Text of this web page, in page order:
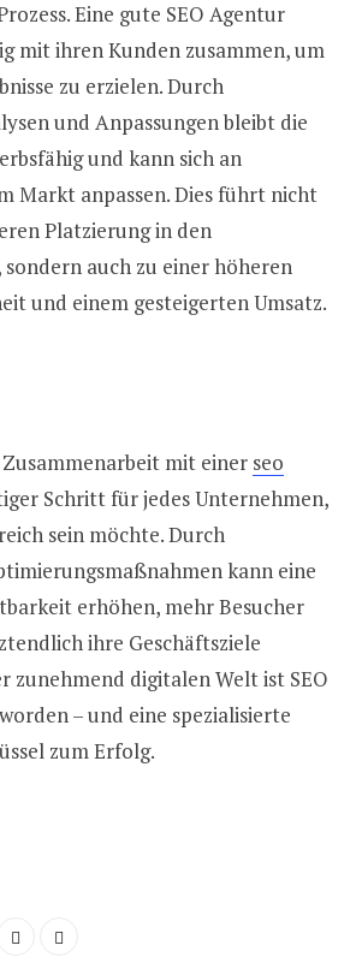
Eine gute SEO Agentur
mit ihren Kunden zusammen, um
zu erzielen. Durch
und Anpassungen bleibt die
und kann sich an
Markt anpassen. Dies führt nicht
Platzierung in den
sondern auch zu einer höheren
und einem gesteigerten Umsatz.
mit einer seo
Schritt für jedes Unternehmen,
sein möchte. Durch
kann eine
erhöhen, mehr Besucher
ihre Geschäftsziele
zunehmend digitalen Welt ist SEO
– und eine spezialisierte
zum Erfolg.